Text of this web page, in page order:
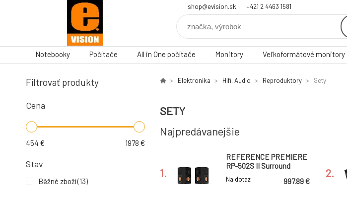
shop@evision.sk +421 2 4463 1581
Notebooky Počítače All in One počítače Monitory Veľkoformátové monitory
Filtrovať produkty
Cena
454 € 1978 €
Stav
Běžné zboží(13)
Elektronika Hifi, Audio Reproduktory Sety
SETY
Najpredávanejšie
1.
REFERENCE PREMIERE
RP-502S II Surround
Sound Speakers Ebony
Na dotaz 997.89 €
2.